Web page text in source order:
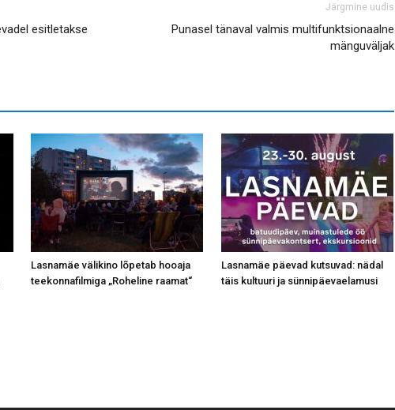
esitletakse
Järgmine uudis
Punasel tänaval valmis multifunktsionaalne
mänguväljak
Lasnamäe välikino lõpetab hooaja
teekonnafilmiga „Roheline raamat“
Lasnamäe päevad kutsuvad: nädal
täis kultuuri ja sünnipäevaelamusi